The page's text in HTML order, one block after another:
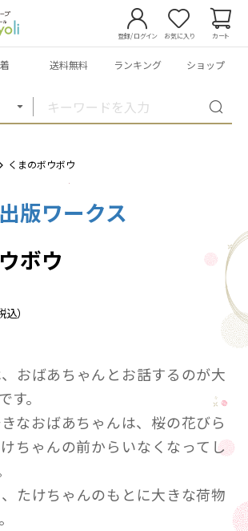
登録/ログイン お気に入り カート
送料無料 ランキング ショップ
くまのボウボウ
版ワークス
ボウ
込）
おばあちゃんとお話するのが大
す。
なおばあちゃんは、桜の花びら
ちゃんの前からいなくなってし
たけちゃんのもとに大きな荷物